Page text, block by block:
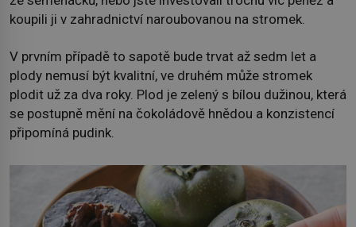
koupili ji v zahradnictví naroubovanou na stromek.
V prvním případě to sapotě bude trvat až sedm let a
plody nemusí být kvalitní, ve druhém může stromek
plodit už za dva roky. Plod je zelený s bílou dužinou, která
se postupně mění na čokoládově hnědou a konzistencí
připomíná pudink.